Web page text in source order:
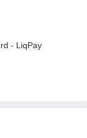
- LiqPay